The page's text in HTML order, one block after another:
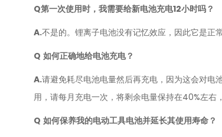
Q第一次使用时，我需要给新电池充电12小时吗？
A.不是的。锂离子电池没有记忆效应，因此它是正
Q 如何正确地给电池充电？
A.请避免耗尽电池电量然后再充电，因为这会对电
用，请每月充电一次，将剩余电量保持在40%左右
Q 如何保养我的电动工具电池并延长其使用寿命？